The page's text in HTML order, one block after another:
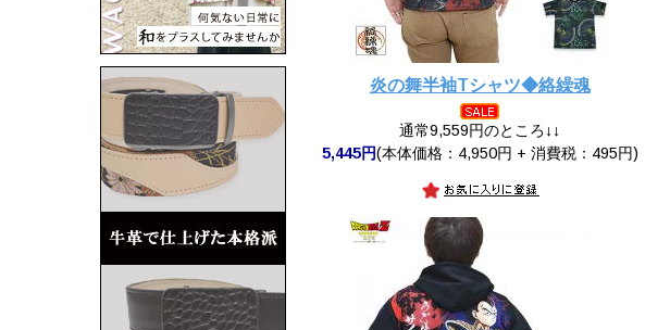
炎の舞半袖Tシャツ◆絡繰魂
通常9,559円のところ↓↓
5,445円(本体価格：4,950円 + 消費税：495円)